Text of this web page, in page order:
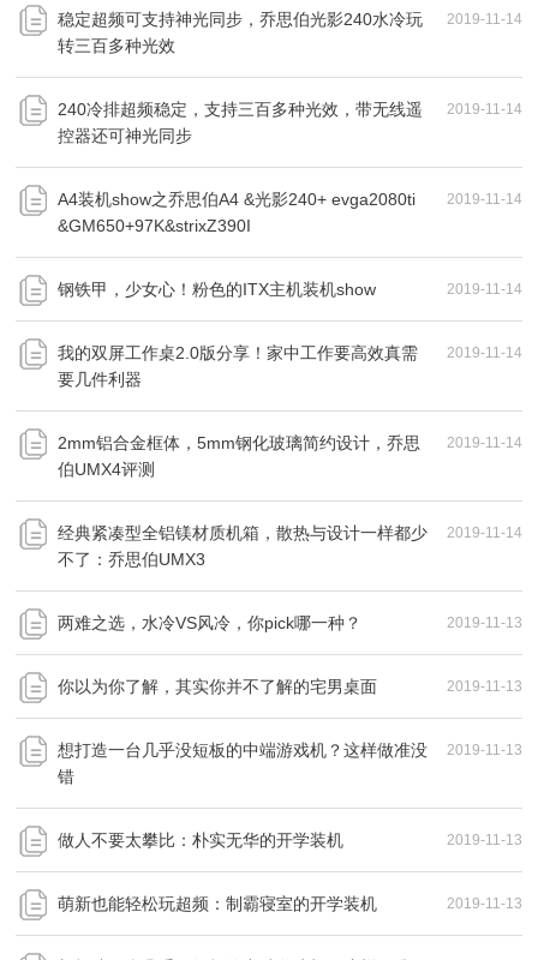
2019-11-14
稳定超频可支持神光同步，乔思伯光影240水冷玩
转三百多种光效
2019-11-14
240冷排超频稳定，支持三百多种光效，带无线遥
控器还可神光同步
2019-11-14
A4装机show之乔思伯A4 &光影240+ evga2080ti
&GM650+97K&strixZ390I
2019-11-14
钢铁甲，少女心！粉色的ITX主机装机show
2019-11-14
我的双屏工作桌2.0版分享！家中工作要高效真需
要几件利器
2019-11-14
2mm铝合金框体，5mm钢化玻璃简约设计，乔思
伯UMX4评测
2019-11-14
经典紧凑型全铝镁材质机箱，散热与设计一样都少
不了：乔思伯UMX3
2019-11-13
两难之选，水冷VS风冷，你pick哪一种？
2019-11-13
你以为你了解，其实你并不了解的宅男桌面
2019-11-13
想打造一台几乎没短板的中端游戏机？这样做准没
错
2019-11-13
做人不要太攀比：朴实无华的开学装机
2019-11-13
萌新也能轻松玩超频：制霸寝室的开学装机